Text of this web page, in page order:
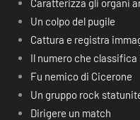
Caratterizza gli organi
Un colpo del pugile
Cattura e registra
Il numero che
Fu nemico di Cicerone
Un gruppo rock
Dirigere un match